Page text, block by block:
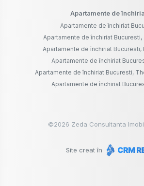
Apartamente de
Apartamente de închiriat
Apartamente de închiriat Bucuresti,
Apartamente de închiriat Bucuresti,
Apartamente de închiriat
Apartamente de închiriat Bucuresti,
Apartamente de închiriat
©2026 Zeda Consultanta
Site creat în